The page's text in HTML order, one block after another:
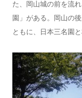
た、岡山城の前を流
園」がある。岡山の
ともに、日本三名園と